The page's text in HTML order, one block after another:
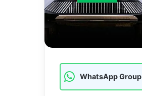
WhatsApp Group